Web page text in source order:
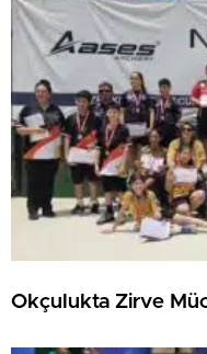
Okçulukta Zirve